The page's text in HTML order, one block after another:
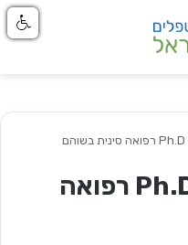
ד"ר נילי יוסף סלע Ph.D רפואה